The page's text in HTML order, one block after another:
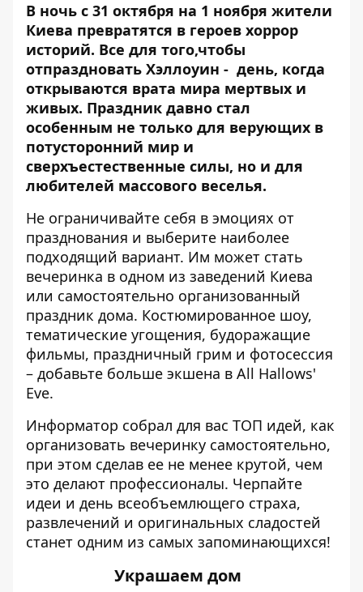
В ночь с 31 октября на 1 ноября жители
Киева превратятся в героев хоррор
историй. Все для того,чтобы
отпраздновать Хэллоуин - день, когда
открываются врата мира мертвых и
живых. Праздник давно стал
особенным не только для верующих в
потусторонний мир и
сверхъестественные силы, но и для
любителей массового веселья.
Не ограничивайте себя в эмоциях от
празднования и выберите наиболее
подходящий вариант. Им может стать
вечеринка в одном из заведений Киева
или самостоятельно организованный
праздник дома. Костюмированное шоу,
тематические угощения, будоражащие
фильмы, праздничный грим и фотосессия
– добавьте больше экшена в All Hallows'
Eve.
Информатор собрал для вас ТОП идей, как
организовать вечеринку самостоятельно,
при этом сделав ее не менее крутой, чем
это делают профессионалы. Черпайте
идеи и день всеобъемлющего страха,
развлечений и оригинальных сладостей
станет одним из самых запоминающихся!
Украшаем дом